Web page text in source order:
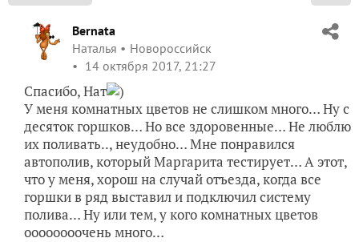
Bernata
Наталья
Новороссийск
14 октября 2017, 21:27
Спасибо, Нат
)
У меня комнатных цветов не слишком много… Ну с
десяток горшков… Но все здоровенные… Не люблю
их поливать.., неудобно… Мне понравился
автополив, который Маргарита тестирует… А этот,
что у меня, хорош на случай отъезда, когда все
горшки в ряд выставил и подключил систему
полива… Ну или тем, у кого комнатных цветов
оооооооочень много…